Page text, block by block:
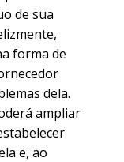
de sua
forma de
dela.
ampliar
e, ao